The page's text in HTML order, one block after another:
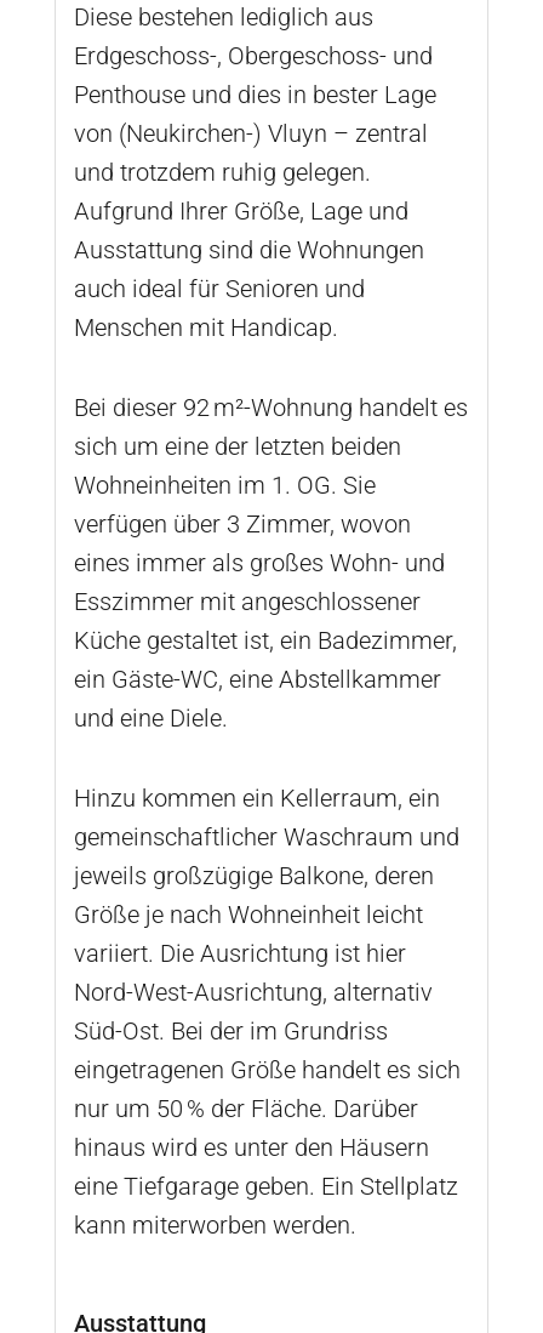
Diese bestehen lediglich aus
Erdgeschoss-, Obergeschoss- und
Penthouse und dies in bester Lage
von (Neukirchen-) Vluyn – zentral
und trotzdem ruhig gelegen.
Aufgrund Ihrer Größe, Lage und
Ausstattung sind die Wohnungen
auch ideal für Senioren und
Menschen mit Handicap.
Bei dieser 92 m²-Wohnung handelt es
sich um eine der letzten beiden
Wohneinheiten im 1. OG. Sie
verfügen über 3 Zimmer, wovon
eines immer als großes Wohn- und
Esszimmer mit angeschlossener
Küche gestaltet ist, ein Badezimmer,
ein Gäste-WC, eine Abstellkammer
und eine Diele.
Hinzu kommen ein Kellerraum, ein
gemeinschaftlicher Waschraum und
jeweils großzügige Balkone, deren
Größe je nach Wohneinheit leicht
variiert. Die Ausrichtung ist hier
Nord-West-Ausrichtung, alternativ
Süd-Ost. Bei der im Grundriss
eingetragenen Größe handelt es sich
nur um 50 % der Fläche. Darüber
hinaus wird es unter den Häusern
eine Tiefgarage geben. Ein Stellplatz
kann miterworben werden.
Ausstattung